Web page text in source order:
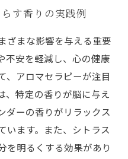
す香りの実践例
ざまな影響を与える重要
不安を軽減し、心の健康
、アロマセラピーが注目
、特定の香りが脳に与え
ダーの香りがリラックス
います。また、シトラス
を明るくする効果があり